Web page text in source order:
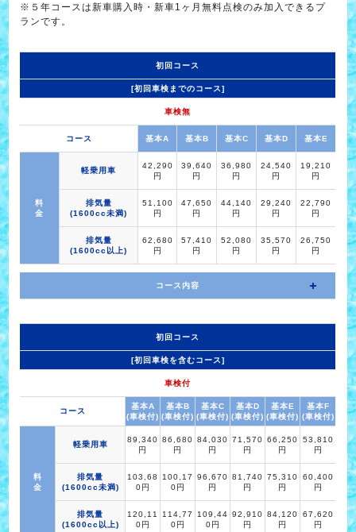
※５年コースは新車購入時・新車1ヶ月無料点検のみ加入できるプ
ランです。
初回コース
[初回車検までのコース]
車検無
コース 基本A 基本B 基本C 基本D 基本E
料
金
軽乗用車
42,290
円
39,640
円
36,980
円
24,540
円
19,210
円
排気量
(1600cc未満)
51,100
円
47,650
円
44,140
円
29,240
円
22,790
円
排気量
(1600cc以上)
62,680
円
57,410
円
52,080
円
35,570
円
26,750
円
コース内容
初回コース
[初回車検を含むコース]
車検付
コース
基本A
(車検付)
基本B
(車検付)
基本C
(車検付)
基本D
(車検付)
基本E
(車検付)
基本F
(車検付)
料
金
軽乗用車
89,340
円
86,680
円
84,030
円
71,570
円
66,250
円
53,810
円
排気量
(1600cc未満)
103,68
0円
100,17
0円
96,670
円
81,740
円
75,310
円
60,400
円
排気量
(1600cc以上)
120,11
0円
114,77
0円
109,44
0円
92,910
円
84,120
円
67,620
円